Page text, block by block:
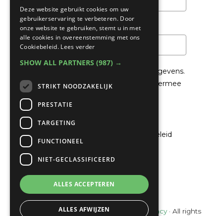
Email*
We gaan voorzichtig om met je gegevens.
Lees in hetPrivacybeleid
hoe we hiermee
Ik ga akkoord met het privacybeleid
© Copyright 2022 - 2026Unveiling Intimacy· All rights
Deze website gebruikt cookies om uw
gebruikerservaring te verbeteren. Door
onze website te gebruiken, stemt u in met
alle cookies in overeenstemming met ons
Cookiebeleid. Lees verder
SHOW ALL PARTNERS (987) →
STRIKT NOODZAKELIJK
PRESTATIE
TARGETING
FUNCTIONEEL
NIET-GECLASSIFICEERD
ALLES ACCEPTEREN
ALLES AFWIJZEN